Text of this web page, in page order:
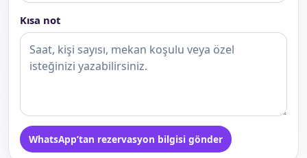
Kısa not
WhatsApp’tan rezervasyon bilgisi gönder